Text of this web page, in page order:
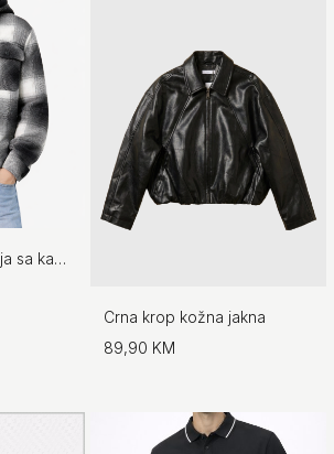
Crna karirana košulja sa kapuljačom
Crna krop kožna jakna
89,90 KM